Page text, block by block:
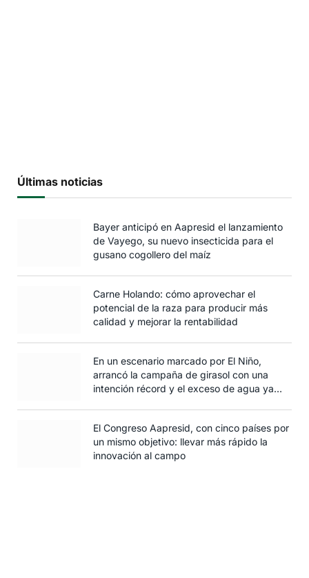
Últimas noticias
Bayer anticipó en Aapresid el lanzamiento
de Vayego, su nuevo insecticida para el
gusano cogollero del maíz
Carne Holando: cómo aprovechar el
potencial de la raza para producir más
calidad y mejorar la rentabilidad
En un escenario marcado por El Niño,
arrancó la campaña de girasol con una
intención récord y el exceso de agua ya
El Congreso Aapresid, con cinco países por
un mismo objetivo: llevar más rápido la
innovación al campo